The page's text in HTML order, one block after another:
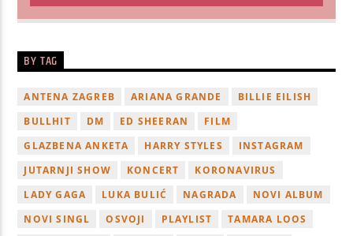
BY TAG
ANTENA ZAGREB ARIANA GRANDE
BILLIE EILISH
BULLHIT
DM ED SHEERAN
FILM
GLAZBENA ANKETA
HARRY STYLES
INSTAGRAM
JUTARNJI SHOW
KONCERT
KORONAVIRUS
LADY GAGA
LUKA BULIĆ NAGRADA
NOVI ALBUM
NOVI SINGL
OSVOJI PLAYLIST
TAMARA LOOS